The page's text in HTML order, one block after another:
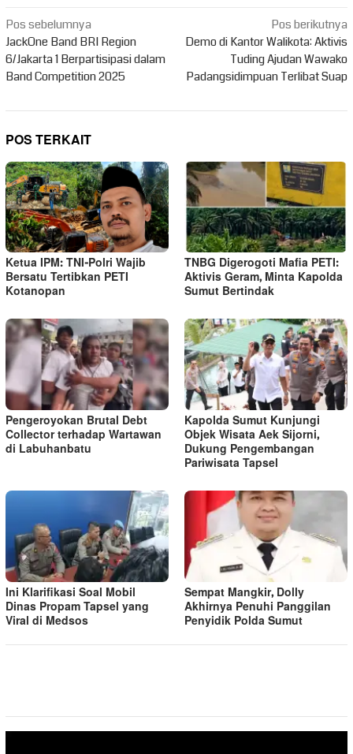
Navigasi
pos
Pos sebelumnya
JackOne Band BRI Region
6/Jakarta 1 Berpartisipasi dalam
Band Competition 2025
Pos berikutnya
Demo di Kantor Walikota: Aktivis
Tuding Ajudan Wawako
Padangsidimpuan Terlibat Suap
POS TERKAIT
Ketua IPM: TNI-Polri Wajib
Bersatu Tertibkan PETI
Kotanopan
TNBG Digerogoti Mafia PETI:
Aktivis Geram, Minta Kapolda
Sumut Bertindak
Pengeroyokan Brutal Debt
Collector terhadap Wartawan
di Labuhanbatu
Kapolda Sumut Kunjungi
Objek Wisata Aek Sijorni,
Dukung Pengembangan
Pariwisata Tapsel
Ini Klarifikasi Soal Mobil
Dinas Propam Tapsel yang
Viral di Medsos
Sempat Mangkir, Dolly
Akhirnya Penuhi Panggilan
Penyidik Polda Sumut